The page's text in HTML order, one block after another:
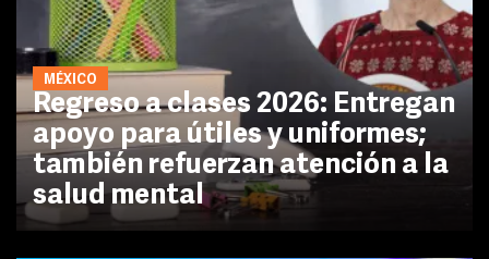
MÉXICO
Regreso a clases 2026: Entregan
apoyo para útiles y uniformes;
también refuerzan atención a la
salud mental